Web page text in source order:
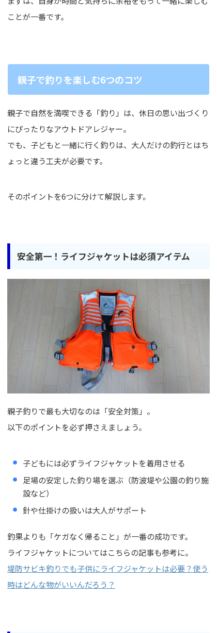
ことが一番です。
親子で釣りを楽しむ6つのコツ
親子で自然を満喫できる「釣り」は、休日の思い出づくり
にぴったりなアウトドアレジャー。
でも、子どもと一緒に行く釣りは、大人だけの釣行とはち
ょっと違う工夫が必要です。
そのポイントを6つに分けて解説します。
安全第一！ライフジャケットは必須アイテム
親子釣りで最も大切なのは「安全対策」。
以下のポイントを必ず押さえましょう。
子どもには必ずライフジャケットを着用させる
足場の安定した釣り場を選ぶ（防波堤や公園の釣り施
設など）
針や仕掛けの扱いは大人がサポート
釣果よりも「ケガなく帰ること」が一番の成功です。
ライフジャケットについてはこちらの記事も参考に。
堤防サビキ釣りでも子供にライフジャケットは必要？使う
時はどんな物がいいんだろう？